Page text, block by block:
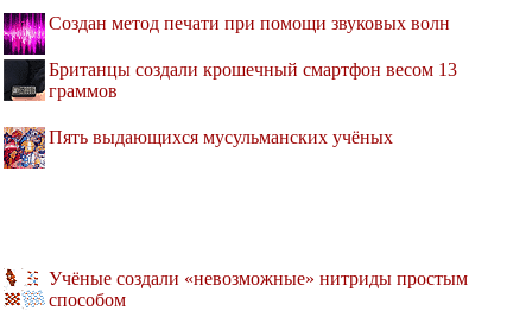
Создан метод печати при помощи звуковых волн
Британцы создали крошечный смартфон весом 13
граммов
Пять выдающихся мусульманских учёных
Учёные создали «невозможные» нитриды простым
способом